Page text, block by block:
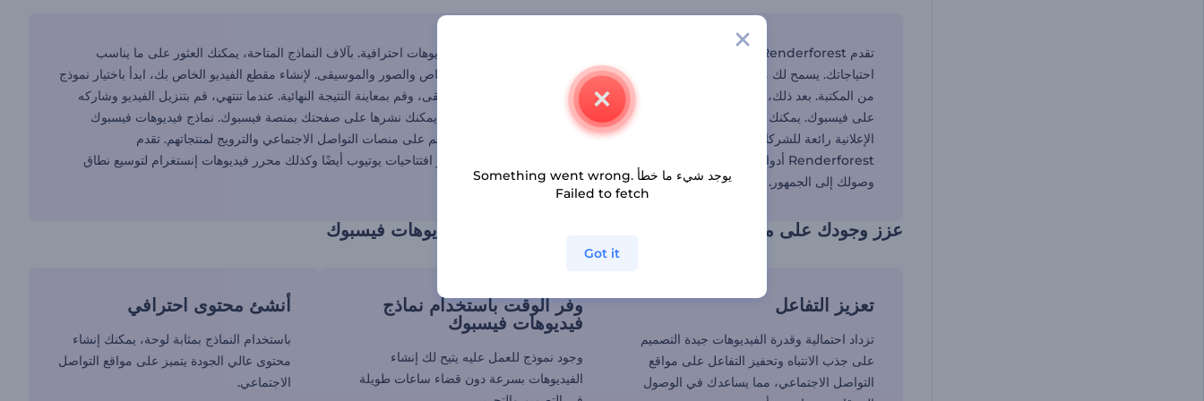
تقدم Renderforest نماذج فيديوهات فيسبوك مجانًا، مما يجعل من السهل إنشاء فيديوهات احترافية. بآلاف النماذج المتاحة، يمكنك العثور على ما يناسب
احتياجاتك. يسمح لك محرر فيديوهات فيسبوك بتخصيص كل نموذج بالمحتوى النصي الخاص والصور والموسيقى. لإنشاء مقطع الفيديو الخاص بك، ابدأ باختيار نموذج
من المكتبة. بعد ذلك، أضف النص المخصص والوسائط، واختر ألوانك المفضلة والموسيقى، وقم بمعاينة النتيجة النهائية. عندما تنتهي، قم بتنزيل الفيديو وشاركه
على فيسبوك. يمكنك أيضًا استخدام محرر المقاطع المتحركة لإنشاء فيديوهات متحركة يمكنك نشرها على صفحتك بمنصة فيسبوك. نماذج فيديوهات فيسبوك
الإعلانية رائعة للشركات والمسوقين وصانعي المحتوى الذين يتطلعون إلى تعزيز وجودهم على منصات التواصل الاجتماعي والترويج لمنتجاتهم. تقدم
Renderforest أدوات لقنوات ومنصات التواصل الاجتماعي الأخرى أيضًا. ولديك محرر افتتاحيات يوتيوب أيضًا وكذلك محرر فيديوهات إنستغرام لتوسيع نطاق
وصولك إلى الجمهور.
عزز وجودك على مواقع التواصل الاجتماعي باستخدام نماذج فيديوهات فيسبوك
تعزيز التفاعل
تزداد احتمالية وقدرة الفيديوهات جيدة التصميم
على جذب الانتباه وتحفيز التفاعل على مواقع
التواصل الاجتماعي، مما يساعدك في الوصول
وفر الوقت باستخدام نماذج
فيديوهات فيسبوك
وجود نموذج للعمل عليه يتيح لك إنشاء
الفيديوهات بسرعة دون قضاء ساعات طويلة
أنشئ محتوى احترافي
باستخدام النماذج بمثابة لوحة، يمكنك إنشاء
محتوى عالي الجودة يتميز على مواقع التواصل
الاجتماعي.
يوجد شيء ما خطأ Something went wrong.
Failed to fetch
Got it